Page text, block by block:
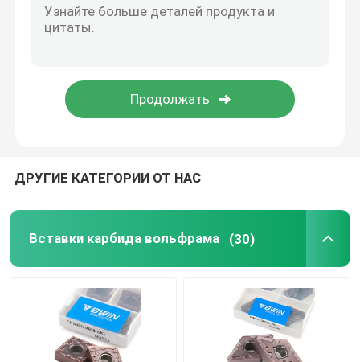
Алюминиевая концевая фреза
Фрезерная твердосплавная вставка
Карбид продевая нитку вставки
U-образная вставка для сверла
ДРУГИЕ КАТЕГОРИИ ОТ НАС
Вставки карбида вольфрама (30)